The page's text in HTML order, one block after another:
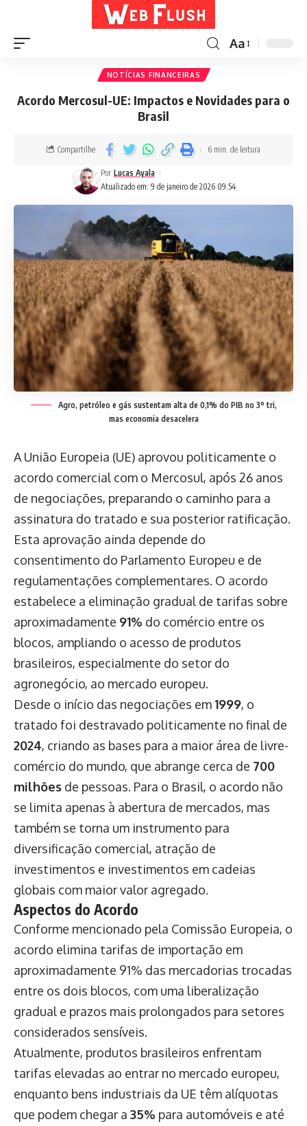
Aa
NOTÍCIAS FINANCEIRAS
Acordo Mercosul-UE: Impactos e Novidades para o
Brasil
Atualizado em: 9 de janeiro de 2026 09:54
Por Lucas Ayala
Compartilhe 6 min. de leitura
Agro, petróleo e gás sustentam alta de 0,1% do PIB no 3º tri,
mas economia desacelera
A União Europeia (UE) aprovou politicamente o
acordo comercial com o Mercosul, após 26 anos
de negociações, preparando o caminho para a
assinatura do tratado e sua posterior ratificação.
Esta aprovação ainda depende do
consentimento do Parlamento Europeu e de
regulamentações complementares. O acordo
estabelece a eliminação gradual de tarifas sobre
aproximadamente 91% do comércio entre os
blocos, ampliando o acesso de produtos
brasileiros, especialmente do setor do
agronegócio, ao mercado europeu.
Desde o início das negociações em1999, o
tratado foi destravado politicamente no final de
2024, criando as bases para a maior área de livre-
comércio do mundo, que abrange cerca de 700
milhões de pessoas. Para o Brasil, o acordo não
se limita apenas à abertura de mercados, mas
também se torna um instrumento para
diversificação comercial, atração de
investimentos e investimentos em cadeias
globais com maior valor agregado.
Aspectos do Acordo
Conforme mencionado pela Comissão Europeia, o
acordo elimina tarifas de importação em
aproximadamente 91% das mercadorias trocadas
entre os dois blocos, com uma liberalização
gradual e prazos mais prolongados para setores
considerados sensíveis.
Atualmente, produtos brasileiros enfrentam
tarifas elevadas ao entrar no mercado europeu,
enquanto bens industriais da UE têm alíquotas
que podem chegar a 35% para automóveis e até